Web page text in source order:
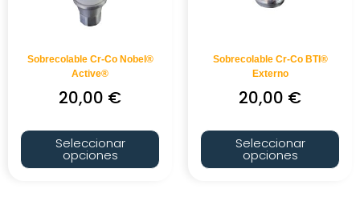
Sobrecolable Cr-Co Nobel®
Active®
20,00 €
Seleccionar
opciones
Sobrecolable Cr-Co BTI®
Externo
20,00 €
Seleccionar
opciones